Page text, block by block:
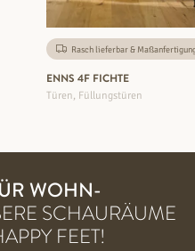
Rasch lieferbar &
ENNS 4F FICHTE
Türen, Füllungstüren
WOHN-
SCHAURÄUME
FEET!